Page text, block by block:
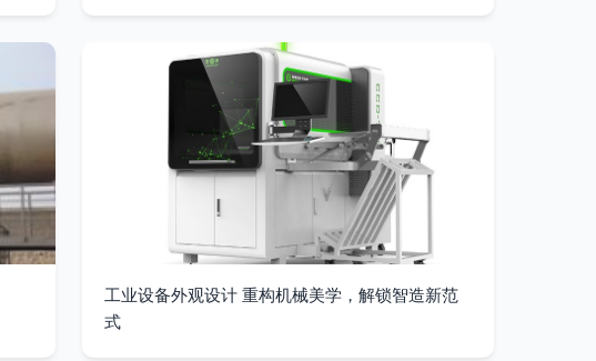
工业设备外观设计 重构机械美学，解锁智造新范
式